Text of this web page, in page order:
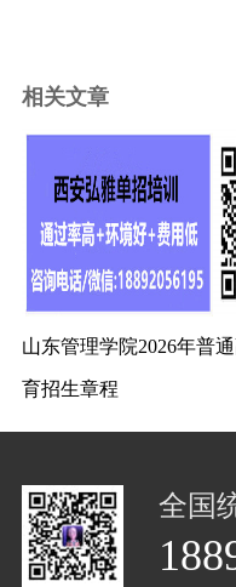
相关文章
山东管理学院2026年普
育招生章程
全国